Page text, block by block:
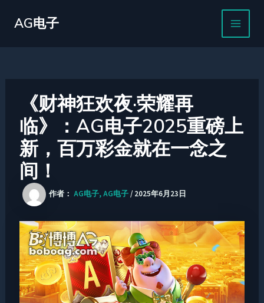
AG电子
MAIN
MENU
《财神狂欢夜·荣耀再
临》：AG电子2025重磅上
新，百万彩金就在一念之
间！
作者： AG电子, AG电子/ 2025年6月23日